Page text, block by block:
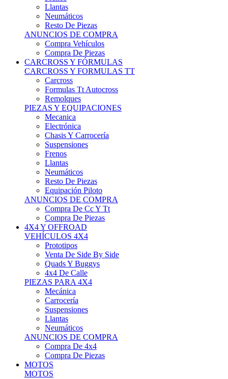
Neumáticos
Resto De Piezas
ANUNCIOS DE COMPRA
Compra Vehículos
Compra De Piezas
CARCROSS Y FÓRMULAS
CARCROSS Y FORMULAS TT
Carcross
Formulas Tt Autocross
Remolques
PIEZAS Y EQUIPACIONES
Mecanica
Electrónica
Chasis Y Carrocería
Suspensiones
Frenos
Llantas
Neumáticos
Resto De Piezas
Equipación Piloto
ANUNCIOS DE COMPRA
Compra De Cc Y Tt
Compra De Piezas
4X4 Y OFFROAD
VEHÍCULOS 4X4
Prototipos
Venta De Side By Side
Quads Y Buggys
4x4 De Calle
PIEZAS PARA 4X4
Mecánica
Carrocería
Suspensiones
Llantas
Neumáticos
ANUNCIOS DE COMPRA
Compra De 4x4
Compra De Piezas
MOTOS
MOTOS
Motos De Circuito